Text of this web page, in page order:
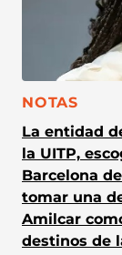
CATEGORÍA:
NOTAS
La entidad
la UITP,
Barcelona
tomar una
Amilcar
destinos de